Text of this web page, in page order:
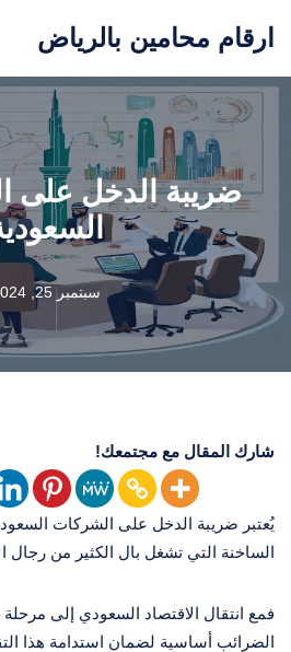
تخطى
إلى
المحتوى
ارقام محامين بالرياض
ضريبة الدخل على
سبتمبر 25, 2024
شارك المقال مع مجتمعك!
يُعتبر ضريبة الدخل على الشركات
الساخنة التي تشغل بال الكثير من رجال
فمع انتقال الاقتصاد السعودي إلى
الضرائب أساسية لضمان استدامة هذا